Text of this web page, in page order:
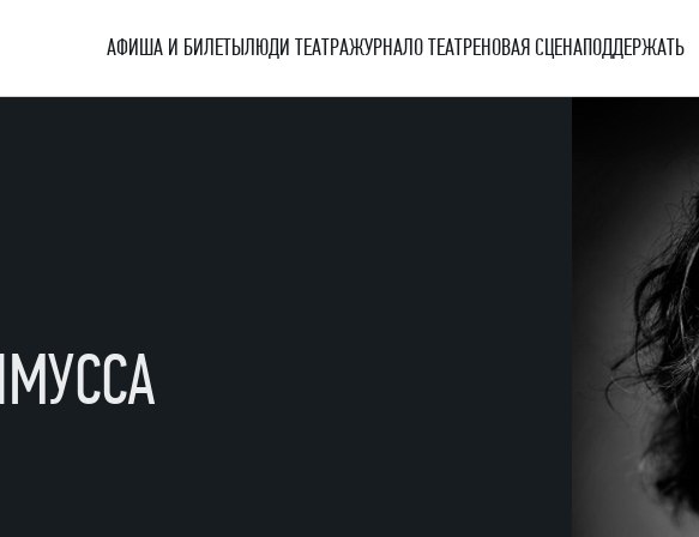
и балета
АФИША И БИЛЕТЫЛЮДИ ТЕАТРАЖУРНАЛО ТЕАТРЕНОВАЯ СЦЕНАПОДДЕРЖАТЬ